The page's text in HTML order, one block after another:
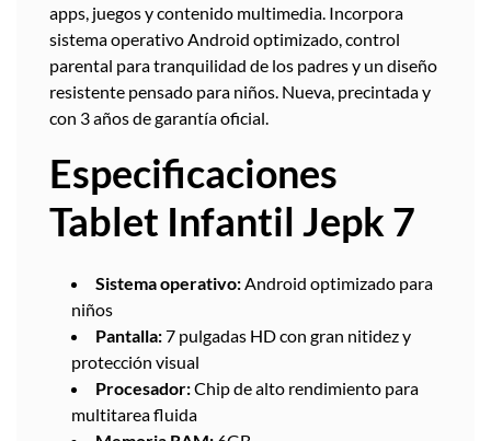
apps, juegos y contenido multimedia. Incorpora
sistema operativo Android optimizado, control
parental para tranquilidad de los padres y un diseño
resistente pensado para niños. Nueva, precintada y
con 3 años de garantía oficial.
Especificaciones
Tablet Infantil Jepk 7
Sistema operativo:Android optimizado para
niños
Pantalla:7 pulgadas HD con gran nitidez y
protección visual
Procesador:Chip de alto rendimiento para
multitarea fluida